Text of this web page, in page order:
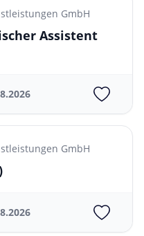
GmbH
Assistent
GmbH